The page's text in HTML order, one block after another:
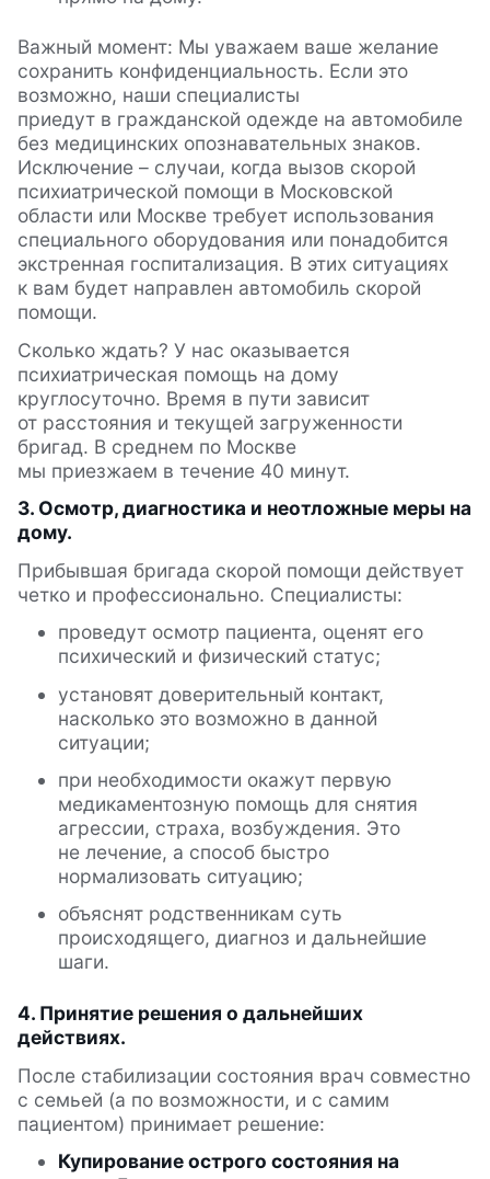
Важный момент: Мы уважаем ваше желание
сохранить конфиденциальность. Если это
возможно, наши специалисты
приедут в гражданской одежде на автомобиле
без медицинских опознавательных знаков.
Исключение – случаи, когда вызов скорой
психиатрической помощи в Московской
области или Москве требует использования
специального оборудования или понадобится
экстренная госпитализация. В этих ситуациях
к вам будет направлен автомобиль скорой
помощи.
Сколько ждать? У нас оказывается
психиатрическая помощь на дому
круглосуточно. Время в пути зависит
от расстояния и текущей загруженности
бригад. В среднем по Москве
мы приезжаем в течение 40 минут.
3. Осмотр, диагностика и неотложные меры на
дому.
Прибывшая бригада скорой помощи действует
четко и профессионально. Специалисты:
проведут осмотр пациента, оценят его
психический и физический статус;
установят доверительный контакт,
насколько это возможно в данной
ситуации;
при необходимости окажут первую
медикаментозную помощь для снятия
агрессии, страха, возбуждения. Это
не лечение, а способ быстро
нормализовать ситуацию;
объяснят родственникам суть
происходящего, диагноз и дальнейшие
шаги.
4. Принятие решения о дальнейших
действиях.
После стабилизации состояния врач совместно
с семьей (а по возможности, и с самим
пациентом) принимает решение:
Купирование острого состояния на